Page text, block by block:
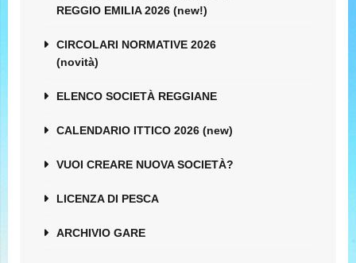
REGGIO EMILIA 2026 (new!)
CIRCOLARI NORMATIVE 2026
(novità)
ELENCO SOCIETÀ REGGIANE
CALENDARIO ITTICO 2026 (new)
VUOI CREARE NUOVA SOCIETÀ?
LICENZA DI PESCA
ARCHIVIO GARE